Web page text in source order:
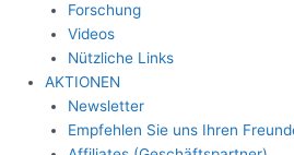
Forschung
Videos
Nützliche Links
AKTIONEN
Newsletter
Empfehlen Sie uns Ihren